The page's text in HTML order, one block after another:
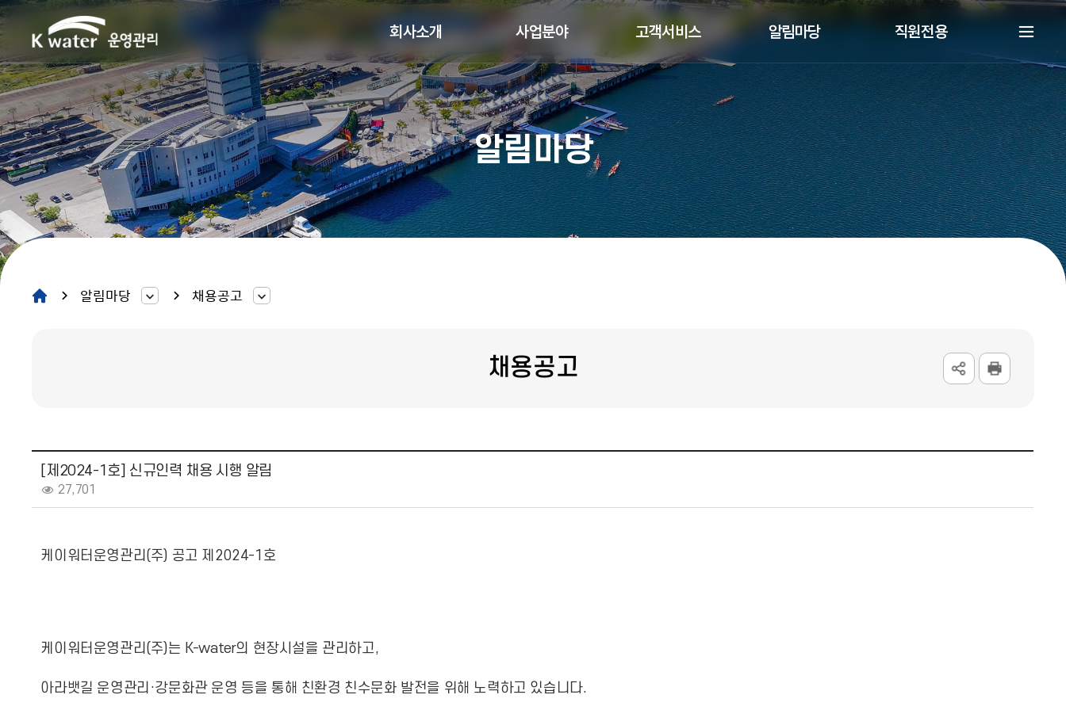
회사소개 사업분야 고객서비스 알림마당 직원전용
알림마당
알림마당 채용공고
채용공고
[제2024-1호] 신규인력 채용 시행 알림
27,701
케이워터운영관리(주) 공고 제2024-1호
케이워터운영관리(주)는 K-water의 현장시설을 관리하고,
아라뱃길 운영관리·강문화관 운영 등을 통해 친환경 친수문화 발전을 위해 노력하고 있습니다.